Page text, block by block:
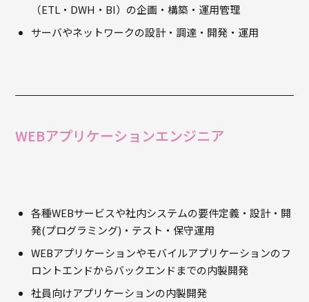
（ETL・DWH・BI）の企画・構築・運用管理
サーバやネットワークの設計・調達・開発・運用
WEBアプリケーションエンジニア
各種WEBサービスや社内システムの要件定義・設計・開
発(プログラミング)・テスト・保守運用
WEBアプリケーションやモバイルアプリケーションのフ
ロントエンドからバックエンドまでの内製開発
社員向けアプリケーションの内製開発